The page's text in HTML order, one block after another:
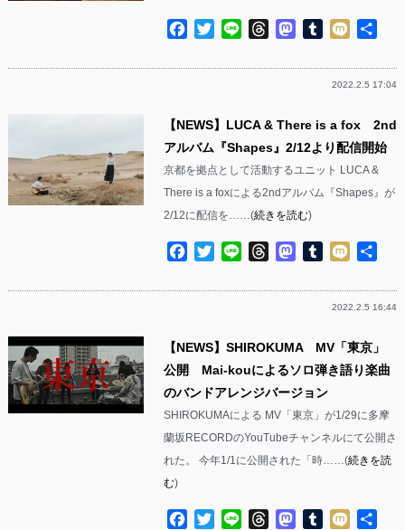
Facebook
TwitterLine ThreadsMastodon
Tumblr
Mixi
2022.2.5 17:04
【NEWS】LUCA & There is a fox 2nd
アルバム『Shapes』2/12より配信開始
京都を拠点として活動するユニット LUCA &
There is a foxによる2ndアルバム『Shapes』が
2/12に配信を……(続きを読む)
Facebook
TwitterLine ThreadsMastodon
Tumblr
Mixi
2022.2.5 16:44
【NEWS】SHIROKUMA MV「東京」
公開 Mai-kouによるソロ弾き語り楽曲
のバンドアレンジバージョン
SHIROKUMAによる MV「東京」が1/29に多摩
蘭坂RECORDのYouTubeチャンネルにて公開さ
れた。 今年1/1に公開された「時……(続きを読
む)
Facebook
TwitterLine ThreadsMastodon
Tumblr
Mixi